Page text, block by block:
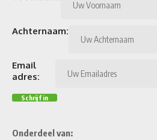
Achternaam:
Email
adres:
Onderdeel van: